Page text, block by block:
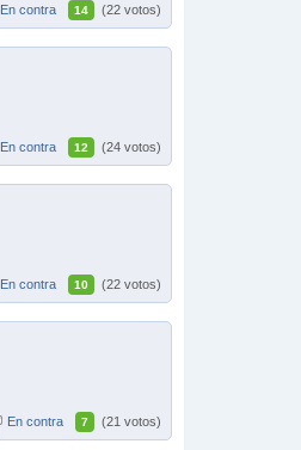
En contra 14 (22 votos)
En contra 12 (24 votos)
En contra 10 (22 votos)
En contra 7 (21 votos)